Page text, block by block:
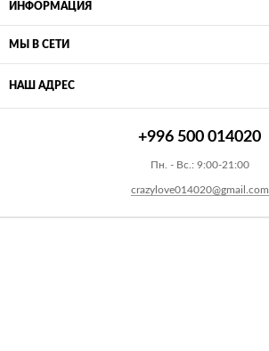
ИНФОРМАЦИЯ
МЫ В СЕТИ
НАШ АДРЕС
+996 500 014020
Пн. - Вс.: 9:00-21:00
crazylove014020@gmail.com